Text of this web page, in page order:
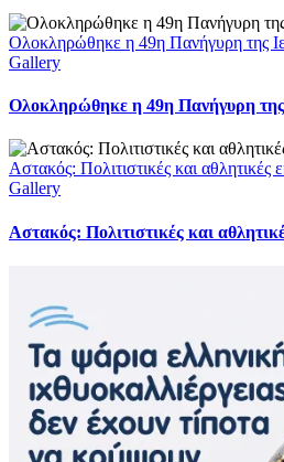
Ολοκληρώθηκε η 49η Πανήγυρη της
Gallery
Ολοκληρώθηκε η 49η Πανήγυρη
Αστακός: Πολιτιστικές και
Gallery
Αστακός: Πολιτιστικές και